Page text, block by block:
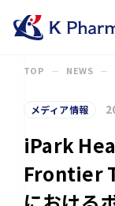
TOP NEWS
メディア情報
iPark
Frontier